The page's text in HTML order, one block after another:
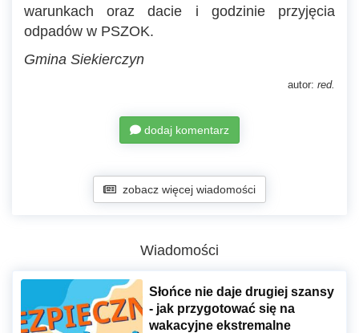
warunkach oraz dacie i godzinie przyjęcia
odpadów w PSZOK.
Gmina Siekierczyn
autor: red.
dodaj komentarz
zobacz więcej wiadomości
Wiadomości
Słońce nie daje drugiej szansy
- jak przygotować się na
wakacyjne ekstremalne